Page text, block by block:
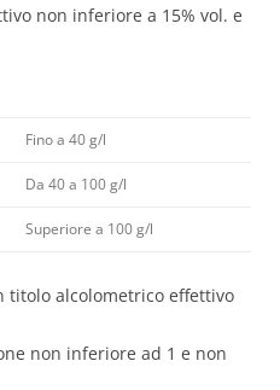
non inferiore a 15% vol. e
Fino a 40 g/l
Da 40 a 100 g/l
Superiore a 100 g/l
alcolometrico effettivo
non inferiore ad 1 e non